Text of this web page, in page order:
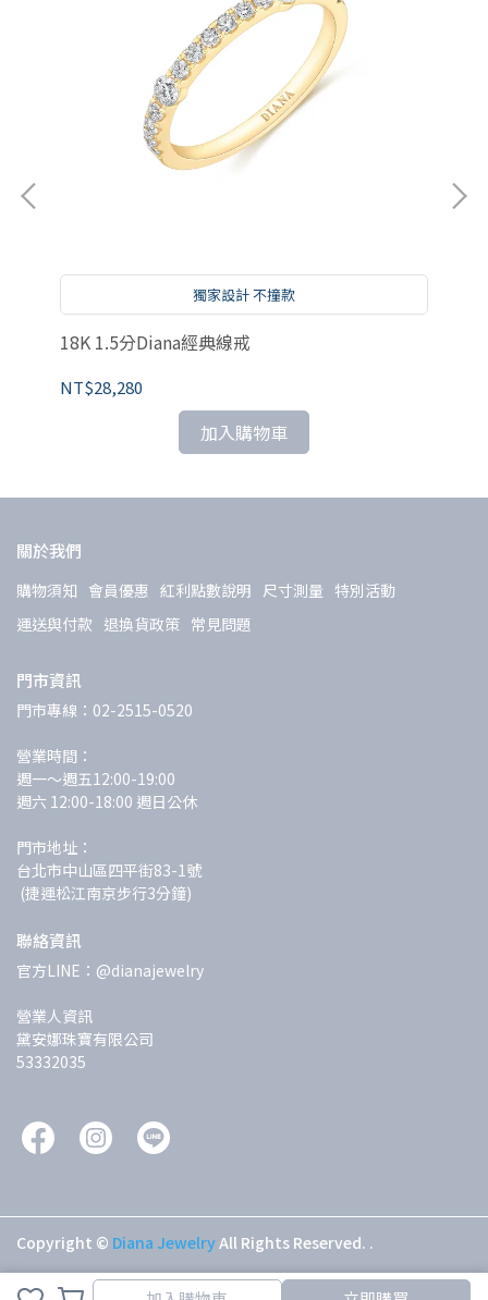
取消 完成
獨家設計 不撞款
18K 1.5分Diana經典線戒
NT$28,280
加入購物車
關於我們
購物須知 會員優惠 紅利點數說明 尺寸測量 特別活動
運送與付款 退換貨政策 常見問題
門市資訊
門市專線：02-2515-0520
營業時間：
週一～週五12:00-19:00
週六 12:00-18:00 週日公休
門市地址：
台北市中山區四平街83-1號
(捷運松江南京步行3分鐘)
聯絡資訊
官方LINE：@dianajewelry
營業人資訊
黛安娜珠寶有限公司
53332035
Copyright © Diana JewelryAll Rights Reserved. .